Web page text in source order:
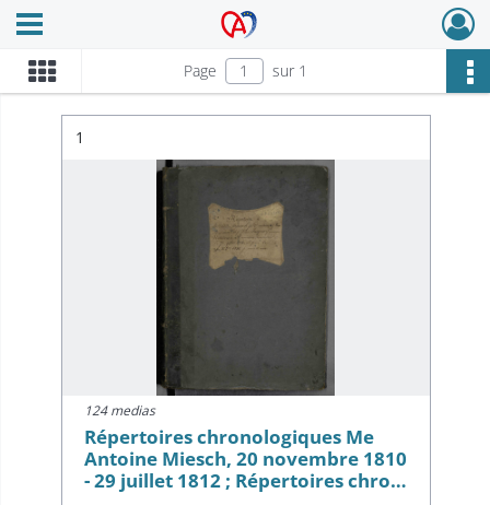
Archives Alsace - Colmar
Ouvrir le menu déroulant
Page sur 1
Résultat n°
1
124 medias
Répertoires chronologiques Me
Antoine Miesch, 20 novembre 1810
- 29 juillet 1812 ; Répertoires chro…